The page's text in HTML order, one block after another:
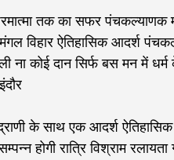
तक का सफर पंचकल्याणक
विहार ऐतिहासिक आदर्श
कोई दान सिर्फ बस मन में धर्म
के साथ एक आदर्श ऐतिहासिक
होगी रात्रि विश्राम